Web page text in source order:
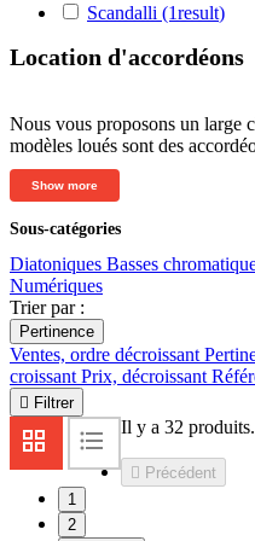
Scandalli (1result)
Location d'accordéons
Nous vous proposons un large
modèles loués sont des
Show more
Sous-catégories
Diatoniques Basses
Numériques
Trier par :
Pertinence
Ventes, ordre décroissant
croissant Prix, décroissant
 Filtrer
Il y a 32 produits.
 Précédent
1
2